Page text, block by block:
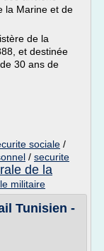
la Marine et de
de la
et destinée
30 ans de
sociale /
/ securite
de la
militaire
Tunisien -